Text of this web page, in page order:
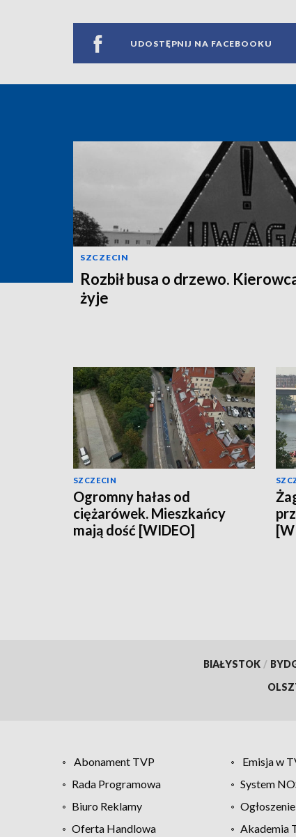
UDOSTĘPNIJ NA FACEBOOKU
SZCZECIN
Rozbił busa o drzewo.
żyje
SZCZECIN
Ogromny hałas od
ciężarówek. Mieszkańcy
mają dość [WIDEO]
BIAŁYSTOK /
Abonament TVP Emisja w
Rada Programowa
System
Biuro Reklamy
Oferta Handlowa
Akademia